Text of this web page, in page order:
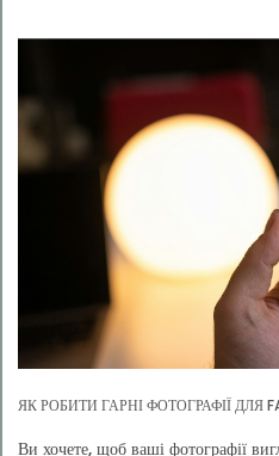
ЯК РОБИТИ ГАРНІ ФОТОГРАФІЇ ДЛЯ
Ви хочете, щоб ваші фотографії